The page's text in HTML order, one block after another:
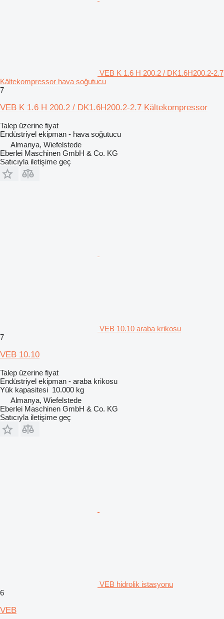
VEB K 1.6 H 200.2 / DK1.6H200.2-2.7
Kältekompressor hava soğutucu
7
VEB K 1.6 H 200.2 / DK1.6H200.2-2.7 Kältekompressor
Talep üzerine fiyat
Endüstriyel ekipman - hava soğutucu
Almanya, Wiefelstede
Eberlei Maschinen GmbH & Co. KG
Satıcıyla iletişime geç
VEB 10.10 araba krikosu
7
VEB 10.10
Talep üzerine fiyat
Endüstriyel ekipman - araba krikosu
Yük kapasitesi 10.000 kg
Almanya, Wiefelstede
Eberlei Maschinen GmbH & Co. KG
Satıcıyla iletişime geç
VEB hidrolik istasyonu
6
VEB